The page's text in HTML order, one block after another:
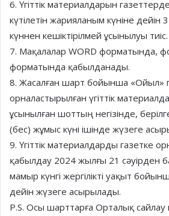
6. Үгіттік материалдарын
күтілетін жарияланым күніне дейін
күннен кешіктірілмей ұсынылуы тиіс.
7. Мақалалар WORD форматында,
форматында қабылданады.
8. Жасалған шарт бойынша «Ойыл»
орналастырылған үгіттік
ұсынылған шоттың негізінде,
(бес) жұмыс күні ішінде жүзеге
9. Үгіттік материалдарды газетке
қабылдау 2024 жылғы 21 сәуірден
мамыр күнгі жергілікті уақыт
дейін жүзеге асырылады.
Р.S. Осы шарттарға Орталық сайлау